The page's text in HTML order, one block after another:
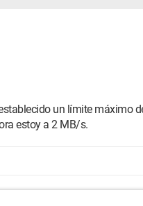
un límite máximo
estoy a 2 MB/s.